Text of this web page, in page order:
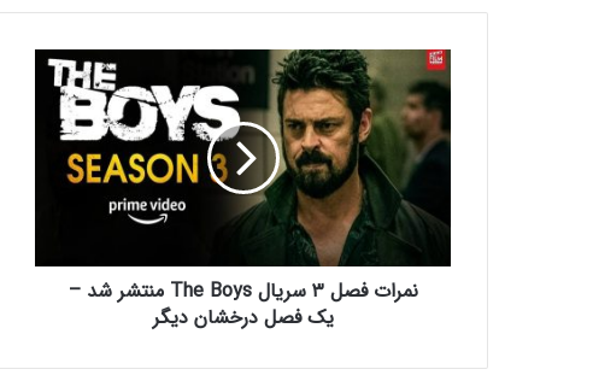
م
ا
۳
ا
نمرات فصل ۳ سریال The Boys منتشر شد –
یک فصل درخشان دیگر